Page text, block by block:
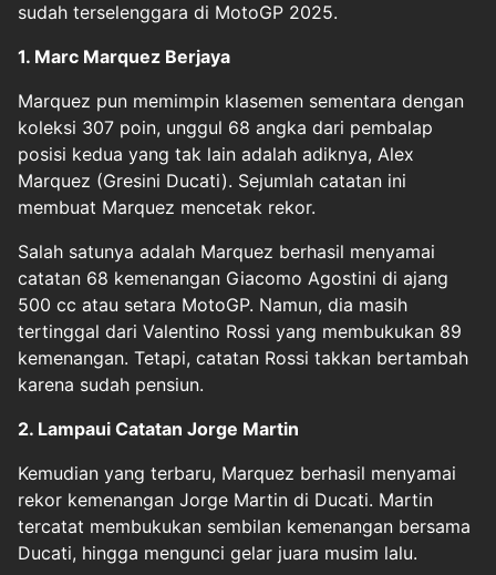
sudah terselenggara di MotoGP 2025.
1. Marc Marquez Berjaya
Marquez pun memimpin klasemen sementara dengan
koleksi 307 poin, unggul 68 angka dari pembalap
posisi kedua yang tak lain adalah adiknya, Alex
Marquez (Gresini Ducati). Sejumlah catatan ini
membuat Marquez mencetak rekor.
Salah satunya adalah Marquez berhasil menyamai
catatan 68 kemenangan Giacomo Agostini di ajang
500 cc atau setara MotoGP. Namun, dia masih
tertinggal dari Valentino Rossi yang membukukan 89
kemenangan. Tetapi, catatan Rossi takkan bertambah
karena sudah pensiun.
2. Lampaui Catatan Jorge Martin
Kemudian yang terbaru, Marquez berhasil menyamai
rekor kemenangan Jorge Martin di Ducati. Martin
tercatat membukukan sembilan kemenangan bersama
Ducati, hingga mengunci gelar juara musim lalu.